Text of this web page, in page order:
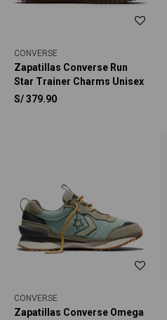
CONVERSE
Zapatillas Converse Run
Star Trainer Charms Unisex
S/379.90
CONVERSE
Zapatillas Converse Omega